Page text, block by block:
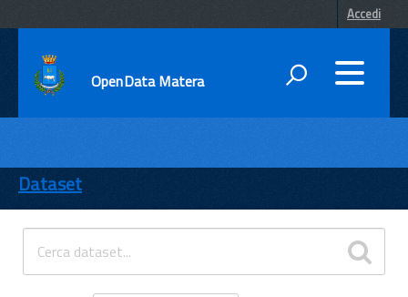
Accedi
OpenData Matera
ENTI
TEMI
INFORMAZIONI
Dataset